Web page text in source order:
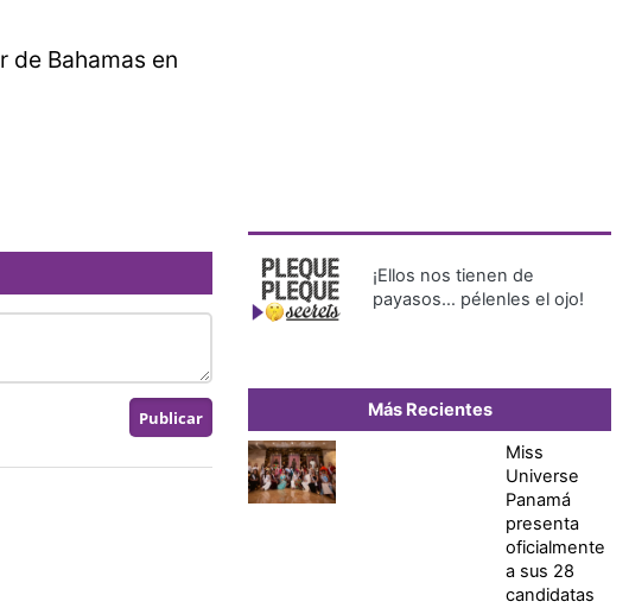
de Bahamas en
¡Ellos nos tienen de
payasos… pélenles el ojo!
Más Recientes
Miss
Universe
Panamá
presenta
oficialmente
a sus 28
candidatas